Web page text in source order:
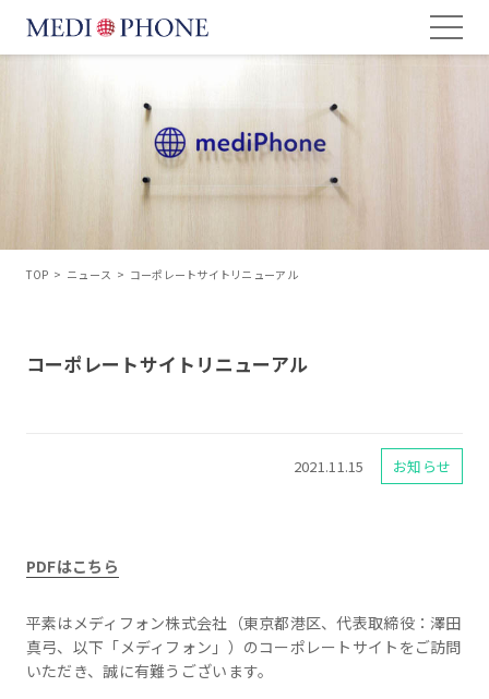
TOP > ニュース > コーポレートサイトリニューアル
コーポレートサイトリニューアル
2021.11.15 お知らせ
PDFはこちら
平素はメディフォン株式会社（東京都港区、代表取締役：澤田
真弓、以下「メディフォン」）のコーポレートサイトをご訪問
いただき、誠に有難うございます。